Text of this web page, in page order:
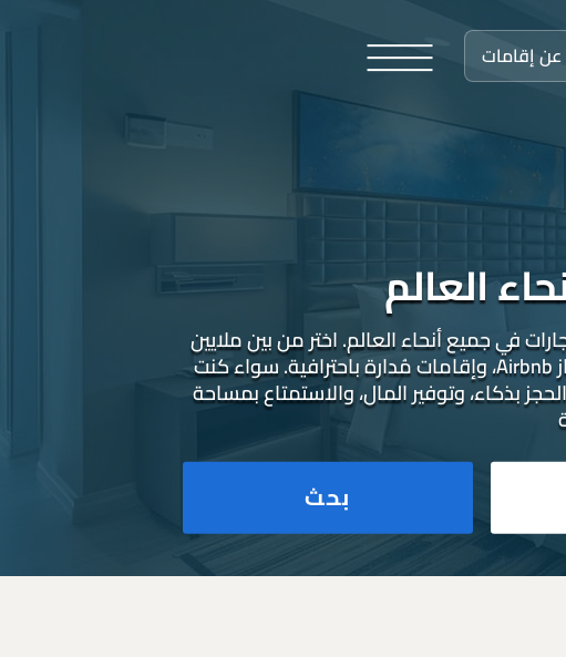
عن إقامات
العالم
في جميع أنحاء العالم. اختر من بين ملايين
الإعلانات في أكثر من 90+ فنادق مع أجنحة وجهات حول العالم، تضم منازل وفيلات على طراز Airbnb، وإقامات مُدارة باحترافية. سواء كنت
وتوفير المال، والاستمتاع بمساحة
بحث